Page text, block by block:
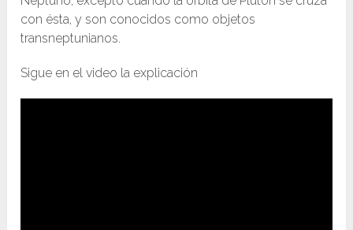
con ésta, y son conocidos como objetos
transneptunianos.
Sigue en el video la explicación